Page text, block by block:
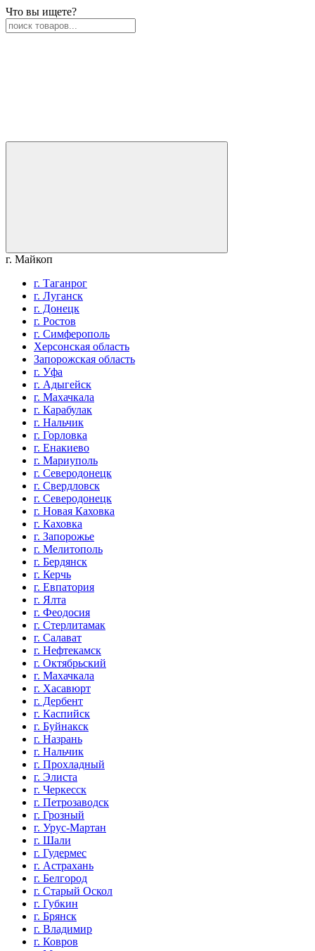
Что вы ищете?
г. Майкоп
г. Таганрог
г. Луганск
г. Донецк
г. Ростов
г. Симферополь
Херсонская область
Запорожская область
г. Уфа
г. Адыгейск
г. Махачкала
г. Карабулак
г. Нальчик
г. Горловка
г. Енакиево
г. Мариуполь
г. Северодонецк
г. Свердловск
г. Северодонецк
г. Новая Каховка
г. Каховка
г. Запорожье
г. Мелитополь
г. Бердянск
г. Керчь
г. Евпатория
г. Ялта
г. Феодосия
г. Стерлитамак
г. Салават
г. Нефтекамск
г. Октябрьский
г. Махачкала
г. Хасавюрт
г. Дербент
г. Каспийск
г. Буйнакск
г. Назрань
г. Нальчик
г. Прохладный
г. Элиста
г. Черкесск
г. Петрозаводск
г. Грозный
г. Урус-Мартан
г. Шали
г. Гудермес
г. Астрахань
г. Белгород
г. Старый Оскол
г. Губкин
г. Брянск
г. Владимир
г. Ковров